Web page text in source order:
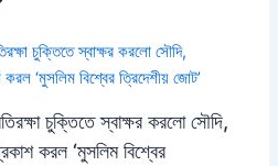
চুক্তিতে স্বাক্ষর করলো সৌদি,
করল ‘মুসলিম বিশ্বের